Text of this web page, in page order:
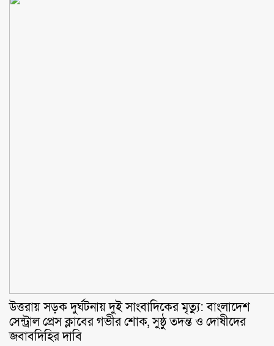
উত্তরায় সড়ক দুর্ঘটনায় দুই সাংবাদিকের মৃত্যু: বাংলাদেশ
সেন্ট্রাল প্রেস ক্লাবের গভীর শোক, সুষ্ঠু তদন্ত ও দোষীদের
জবাবদিহির দাবি